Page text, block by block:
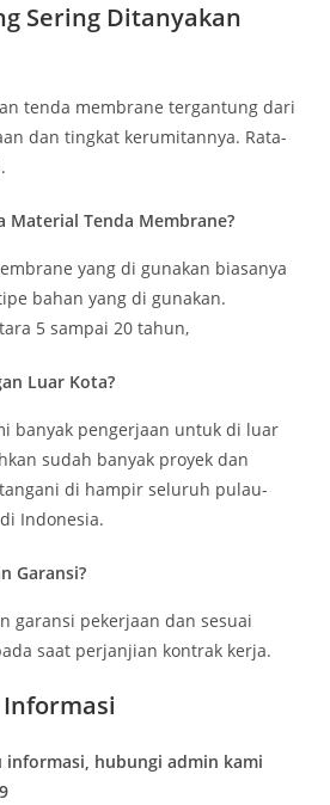
Sering Ditanyakan
tenda membrane tergantung dari
dan tingkat kerumitannya. Rata-
Material Tenda Membrane?
yang di gunakan biasanya
bahan yang di gunakan.
5 sampai 20 tahun,
Luar Kota?
banyak pengerjaan untuk di luar
sudah banyak proyek dan
di hampir seluruh pulau-
Indonesia.
Garansi?
garansi pekerjaan dan sesuai
saat perjanjian kontrak kerja.
hubungi admin kami